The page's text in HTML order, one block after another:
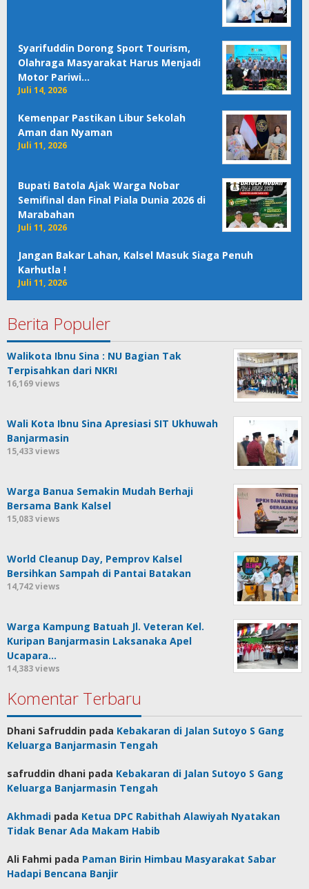
Syarifuddin Dorong Sport Tourism,
Olahraga Masyarakat Harus Menjadi
Motor Pariwi…
Juli 14, 2026
Kemenpar Pastikan Libur Sekolah
Aman dan Nyaman
Juli 11, 2026
Bupati Batola Ajak Warga Nobar
Semifinal dan Final Piala Dunia 2026 di
Marabahan
Juli 11, 2026
Jangan Bakar Lahan, Kalsel Masuk Siaga Penuh
Karhutla !
Juli 11, 2026
Berita Populer
Walikota Ibnu Sina : NU Bagian Tak
Terpisahkan dari NKRI
16,169 views
Wali Kota Ibnu Sina Apresiasi SIT Ukhuwah
Banjarmasin
15,433 views
Warga Banua Semakin Mudah Berhaji
Bersama Bank Kalsel
15,083 views
World Cleanup Day, Pemprov Kalsel
Bersihkan Sampah di Pantai Batakan
14,742 views
Warga Kampung Batuah Jl. Veteran Kel.
Kuripan Banjarmasin Laksanaka Apel
Ucapara…
14,383 views
Komentar Terbaru
Dhani Safruddin pada Kebakaran di Jalan Sutoyo S Gang
Keluarga Banjarmasin Tengah
safruddin dhani pada Kebakaran di Jalan Sutoyo S Gang
Keluarga Banjarmasin Tengah
Akhmadi pada Ketua DPC Rabithah Alawiyah Nyatakan
Tidak Benar Ada Makam Habib
Ali Fahmi pada Paman Birin Himbau Masyarakat Sabar
Hadapi Bencana Banjir